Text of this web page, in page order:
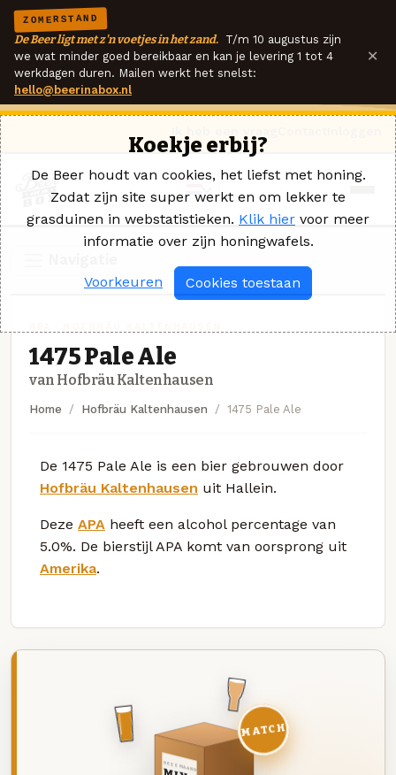
ZOMERSTAND
De Beer ligt met z'n voetjes in het zand. T/m 10 augustus zijn
we wat minder goed bereikbaar en kan je levering 1 tot 4
werkdagen duren. Mailen werkt het snelst:
hello@beerinabox.nl
×
1475 Pale Ale
van Hofbräu Kaltenhausen
Home Hofbräu Kaltenhausen 1475 Pale Ale
De 1475 Pale Ale is een bier gebrouwen door
Hofbräu Kaltenhausen uit Hallein.
Deze APA heeft een alcohol percentage van
5.0%. De bierstijl APA komt van oorsprong uit
Amerika.
DEZE MAAND
MATCH
Koekje erbij?
De Beer houdt van cookies, het liefst met honing.
Zodat zijn site super werkt en om lekker te
grasduinen in webstatistieken. Klik hier voor meer
informatie over zijn honingwafels.
Voorkeuren Cookies toestaan